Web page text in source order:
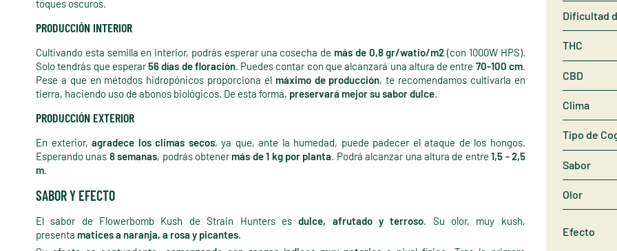
toques oscuros.
PRODUCCIÓN INTERIOR
Cultivando esta semilla en interior, podrás esperar una cosecha de más de 0,8 gr/watio/m2 (con 1000W HPS).
Solo tendrás que esperar56 días de floración. Puedes contar con que alcanzará una altura de entre 70-100 cm.
Pese a que en métodos hidropónicos proporciona el máximo de producción, te recomendamos cultivarla en
tierra, haciendo uso de abonos biológicos. De esta forma, preservará mejor su sabor dulce.
PRODUCCIÓN EXTERIOR
En exterior,agradece los climas secos, ya que, ante la humedad, puede padecer el ataque de los hongos.
Esperando unas 8 semanas, podrás obtenermás de 1 kg por planta. Podrá alcanzar una altura de entre1,5 - 2,5
m.
SABOR Y EFECTO
El sabor de Flowerbomb Kush de Strain Hunters esdulce, afrutado y terroso. Su olor, muy kush,
presenta matices a naranja, a rosa y picantes.
Dificultad
THC
CBD
Clima
Tipo de
Sabor
Olor
Efecto